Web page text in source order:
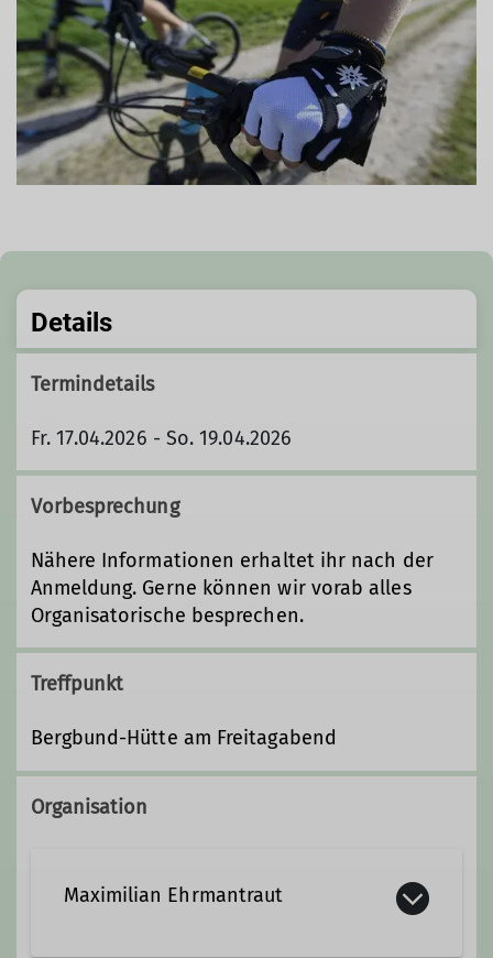
Details
Termindetails
Fr. 17.04.2026 - So. 19.04.2026
Vorbesprechung
Nähere Informationen erhaltet ihr nach der
Anmeldung. Gerne können wir vorab alles
Organisatorische besprechen.
Treffpunkt
Bergbund-Hütte am Freitagabend
Organisation
Maximilian Ehrmantraut